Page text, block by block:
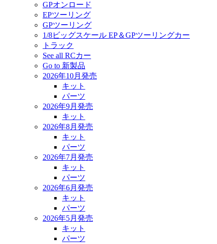
GPオンロード
EPツーリング
GPツーリング
1/8ビッグスケール EP＆GPツーリングカー
トラック
See all RCカー
Go to 新製品
2026年10月発売
キット
パーツ
2026年9月発売
キット
2026年8月発売
キット
パーツ
2026年7月発売
キット
パーツ
2026年6月発売
キット
パーツ
2026年5月発売
キット
パーツ